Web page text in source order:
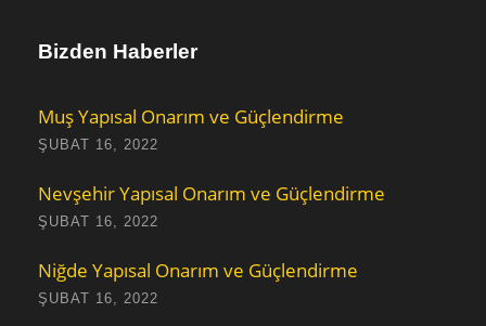
Bizden Haberler
Muş Yapısal Onarım ve Güçlendirme
ŞUBAT 16, 2022
Nevşehir Yapısal Onarım ve Güçlendirme
ŞUBAT 16, 2022
Niğde Yapısal Onarım ve Güçlendirme
ŞUBAT 16, 2022